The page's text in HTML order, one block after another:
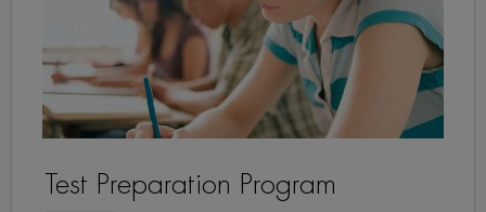
Test Preparation Program